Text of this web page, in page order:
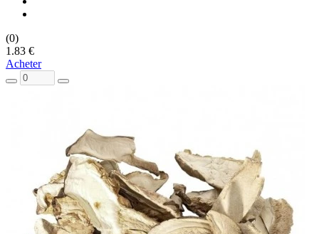
(0)
1.83 €
Acheter